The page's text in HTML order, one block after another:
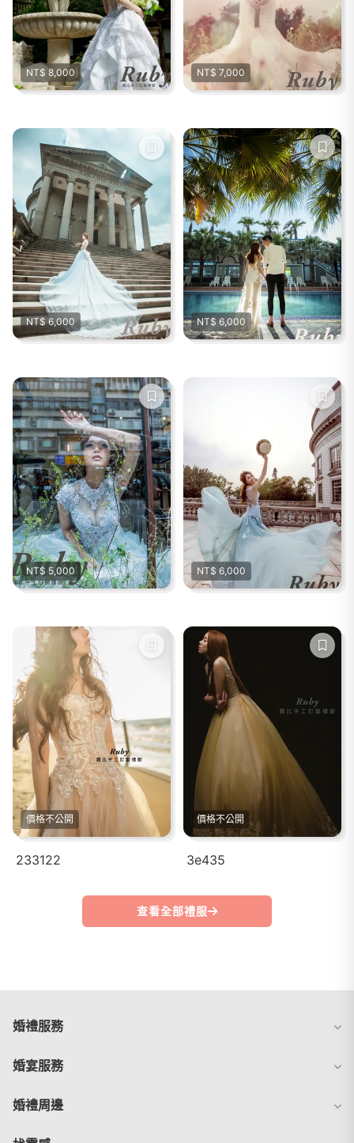
NT$ 8,000 NT$ 7,000
NT$ 6,000 NT$ 6,000
NT$ 5,000 NT$ 6,000
價格不公開
233122
價格不公開
3e435
查看全部禮服
婚禮服務
婚宴服務
婚禮周邊